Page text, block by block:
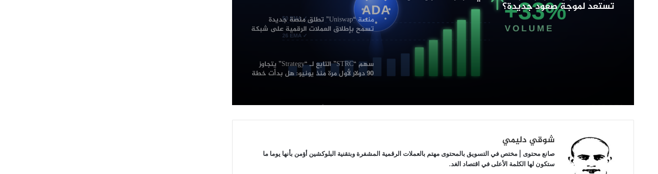
تستعد لموجة صعود جديدة؟
منصة “Uniswap” تطلق منصة جديدة
تسمح بإطلاق العملات الرقمية على شبكة
سهم “STRC” التابع لـ “Strategy” يتجاوز
90 دولار لأول مرة منذ يونيو: هل بدأت خطة
رغم انهيارها إلى أدنى مستوى لها في 3
سنوات: محللون يتوقعون انتعاشة قوية
بينانس تقاضي مؤسسي “RedotPay” في
شوقي دليمي
صانع محتوى | مختص في التسويق بالمحتوى مهتم بالعملات الرقمية المشفرة وبتقنية البلوكشين أؤمن بأنها يوما ما
ستكون لها الكلمة الأعلى في اقتصاد الغد.